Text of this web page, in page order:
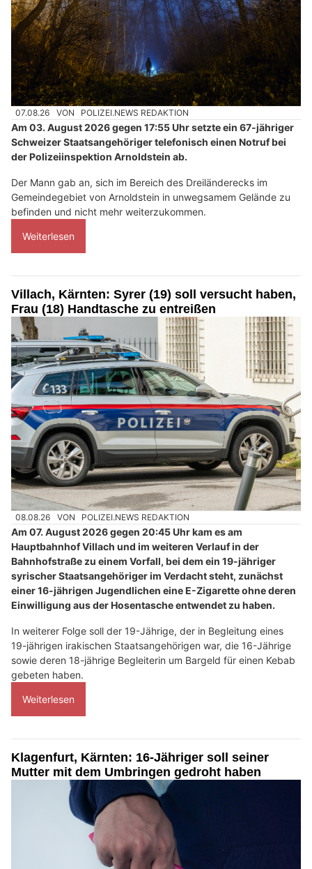
07.08.26 VON POLIZEI.NEWS REDAKTION
Am 03. August 2026 gegen 17:55 Uhr setzte ein 67-jähriger
Schweizer Staatsangehöriger telefonisch einen Notruf bei
der Polizeiinspektion Arnoldstein ab.
Der Mann gab an, sich im Bereich des Dreiländerecks im
Gemeindegebiet von Arnoldstein in unwegsamem Gelände zu
befinden und nicht mehr weiterzukommen.
Weiterlesen
Villach, Kärnten: Syrer (19) soll versucht haben,
Frau (18) Handtasche zu entreißen
08.08.26 VON POLIZEI.NEWS REDAKTION
Am 07. August 2026 gegen 20:45 Uhr kam es am
Hauptbahnhof Villach und im weiteren Verlauf in der
Bahnhofstraße zu einem Vorfall, bei dem ein 19-jähriger
syrischer Staatsangehöriger im Verdacht steht, zunächst
einer 16-jährigen Jugendlichen eine E-Zigarette ohne deren
Einwilligung aus der Hosentasche entwendet zu haben.
In weiterer Folge soll der 19-Jährige, der in Begleitung eines
19-jährigen irakischen Staatsangehörigen war, die 16-Jährige
sowie deren 18-jährige Begleiterin um Bargeld für einen Kebab
gebeten haben.
Weiterlesen
Klagenfurt, Kärnten: 16-Jähriger soll seiner
Mutter mit dem Umbringen gedroht haben